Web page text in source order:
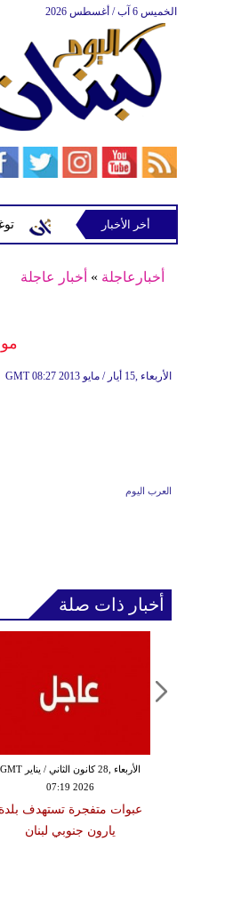
الخميس 6 آب / أغسطس 2026
توغل في رب ثلاثين
أخر الأخبار
أخبارعاجلة » أخبار عاجلة
GMT 08:27 2013 الأربعاء ,15 أيار / مايو
العرب اليوم
أخبار ذات صلة
الأربعاء ,28 كانون الثاني / يناير GMT
07:19 2026
عبوات متفجرة تستهدف بلدة
يارون جنوبي لبنان